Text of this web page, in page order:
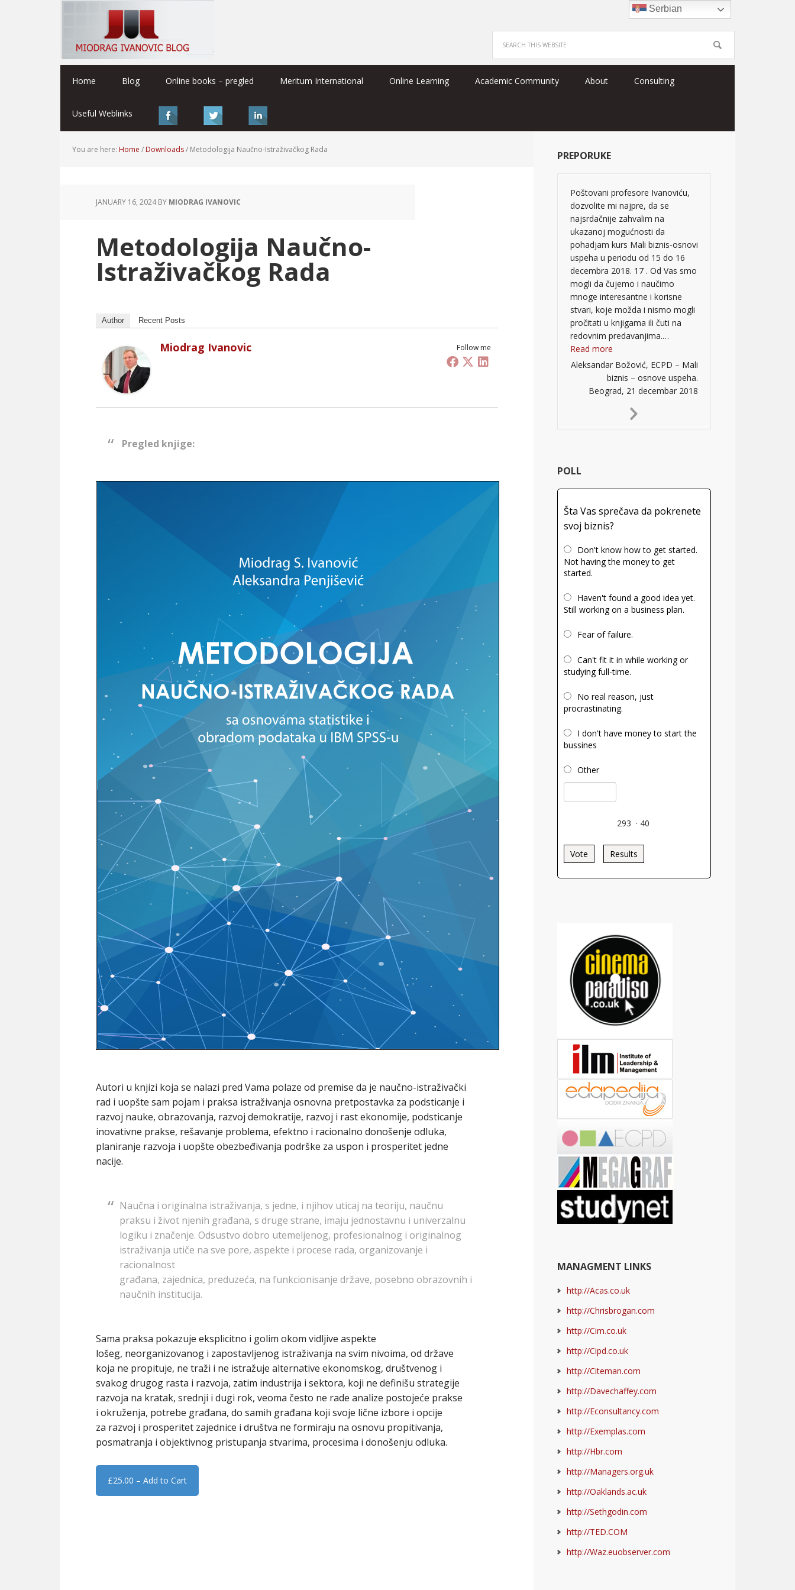
Home Blog Online books – pregled Meritum International Online Learning Academic Community About Consulting
Useful Weblinks
You are here: Home / Downloads/ Metodologija Naučno-Istraživačkog Rada
JANUARY 16, 2024BY MIODRAG IVANOVIC
Metodologija Naučno-
Istraživačkog Rada
Author Recent Posts
Follow me
Miodrag Ivanovic
Pregled knjige:
Autori u knjizi koja se nalazi pred Vama polaze od premise da je naučno-istraživački
rad i uopšte sam pojam i praksa istraživanja osnovna pretpostavka za podsticanje i
razvoj nauke, obrazovanja, razvoj demokratije, razvoj i rast ekonomije, podsticanje
inovativne prakse, rešavanje problema, efektno i racionalno donošenje odluka,
planiranje razvoja i uopšte obezbeđivanja podrške za uspon i prosperitet jedne
nacije.
Naučna i originalna istraživanja, s jedne, i njihov uticaj na teoriju, naučnu
praksu i život njenih građana, s druge strane, imaju jednostavnu i univerzalnu
logiku i značenje. Odsustvo dobro utemeljenog, profesionalnog i originalnog
istraživanja utiče na sve pore, aspekte i procese rada, organizovanje i
racionalnost
građana, zajednica, preduzeća, na funkcionisanje države, posebno obrazovnih i
naučnih institucija.
Sama praksa pokazuje eksplicitno i golim okom vidljive aspekte
lošeg, neorganizovanog i zapostavljenog istraživanja na svim nivoima, od države
koja ne propituje, ne traži i ne istražuje alternative ekonomskog, društvenog i
svakog drugog rasta i razvoja, zatim industrija i sektora, koji ne definišu strategije
razvoja na kratak, srednji i dugi rok, veoma često ne rade analize postojeće prakse
i okruženja, potrebe građana, do samih građana koji svoje lične izbore i opcije
za razvoj i prosperitet zajednice i društva ne formiraju na osnovu propitivanja,
posmatranja i objektivnog pristupanja stvarima, procesima i donošenju odluka.
£25.00 – Add to Cart
PREPORUKE
Poštovani profesore Ivanoviću,
dozvolite mi najpre, da se
najsrdačnije zahvalim na
ukazanoj mogućnosti da
pohadjam kurs Mali biznis-osnovi
uspeha u periodu od 15 do 16
decembra 2018. 17 . Od Vas smo
mogli da čujemo i naučimo
mnoge interesantne i korisne
stvari, koje možda i nismo mogli
pročitati u knjigama ili čuti na
redovnim predavanjima.…
Read more
Aleksandar Božović, ECPD – Mali
biznis – osnove uspeha.
Beograd, 21 decembar 2018
Next
POLL
Šta Vas sprečava da pokrenete
svoj biznis?
Don't know how to get started.
Not having the money to get
started.
Haven't found a good idea yet.
Still working on a business plan.
Fear of failure.
Can't fit it in while working or
studying full-time.
No real reason, just
procrastinating.
I don't have money to start the
bussines
Other
293 · 40
Vote Results
MANAGMENT LINKS
http://Acas.co.uk
http://Chrisbrogan.com
http://Cim.co.uk
http://Cipd.co.uk
http://Citeman.com
http://Davechaffey.com
http://Econsultancy.com
http://Exemplas.com
http://Hbr.com
http://Managers.org.uk
http://Oaklands.ac.uk
http://Sethgodin.com
http://TED.COM
http://Waz.euobserver.com
Serbian